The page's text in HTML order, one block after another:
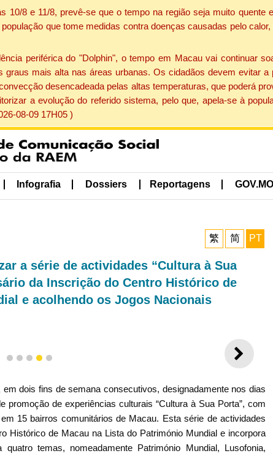
10/8 e 11/8, prevê-se que o tempo na região seja muito
que tome medidas contra doenças causadas pelo
periférica do "Dolphin", o tempo em Macau vai continuar
mais alta nas áreas urbanas. Os cidadãos devem evitar
desencadeada pelas altas temperaturas, que poderá
a evolução do referido sistema, pelo que, apela-se à
08-09 17H05 )
Infografia Dossiers Reportagens GOV.MO
繁 简 PT
a série de actividades “Cultura à Sua
da Inscrição do Centro Histórico de
e acolhendo os Jogos Nacionais
1 2 3 4 5
dois fins de semana consecutivos, designadamente nos dias
de experiências culturais “Cultura à Sua Porta”, com
15 bairros comunitários de Macau. Esta série de actividades
Histórico de Macau na Lista do Património Mundial e incorpora
temas, nomeadamente Património Mundial, Lusofonia,